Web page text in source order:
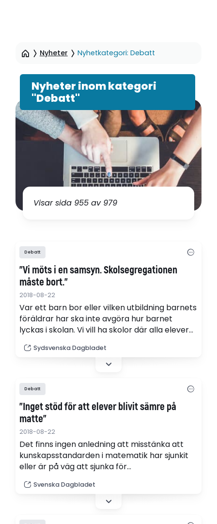
sidinnehåll
Nyheter Nyhetkategori: Debatt
Nyheter inom kategori
"Debatt"
Visar sida 955 av 979
Debatt
”Vi möts i en samsyn. Skolsegregationen
måste bort.”
2018-08-22
Var ett barn bor eller vilken utbildning barnets
föräldrar har ska inte avgöra hur barnet
lyckas i skolan. Vi vill ha skolor där alla elever
skriver Katrin Stjernfeldt Jammeh (S),
kommunstyrelsens ordförande i Malmö, och
av Östra skolan i Malmö.
Sydsvenska Dagbladet
Debatt
”Inget stöd för att elever blivit sämre på
matte”
2018-08-22
Det finns ingen anledning att misstänka att
kunskapsstandarden i matematik har sjunkit
eller är på väg att sjunka för
förlorarna tycks dock vara de lägst
presterande eleverna vilket får betydande
Svenska Dagbladet